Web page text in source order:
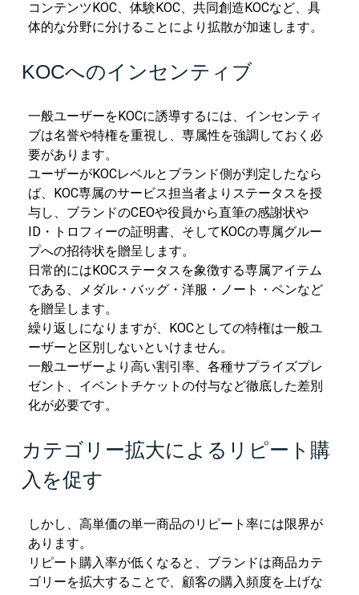
コンテンツKOC、体験KOC、共同創造KOCなど、具
体的な分野に分けることにより拡散が加速します。
KOCへのインセンティブ
一般ユーザーをKOCに誘導するには、インセンティ
ブは名誉や特権を重視し、専属性を強調しておく必
要があります。
ユーザーがKOCレベルとブランド側が判定したなら
ば、KOC専属のサービス担当者よりステータスを授
与し、ブランドのCEOや役員から直筆の感謝状や
ID・トロフィーの証明書、そしてKOCの専属グルー
プへの招待状を贈呈します。
日常的にはKOCステータスを象徴する専属アイテム
である、メダル・バッグ・洋服・ノート・ペンなど
を贈呈します。
繰り返しになりますが、KOCとしての特権は一般ユ
ーザーと区別しないといけません。
一般ユーザーより高い割引率、各種サプライズプレ
ゼント、イベントチケットの付与など徹底した差別
化が必要です。
カテゴリー拡大によるリピート購
入を促す
しかし、高単価の単一商品のリピート率には限界が
あります。
リピート購入率が低くなると、ブランドは商品カテ
ゴリーを拡大することで、顧客の購入頻度を上げな